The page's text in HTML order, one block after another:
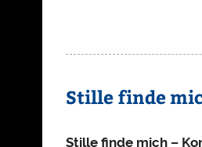
Stille finde
Stille finde mich –